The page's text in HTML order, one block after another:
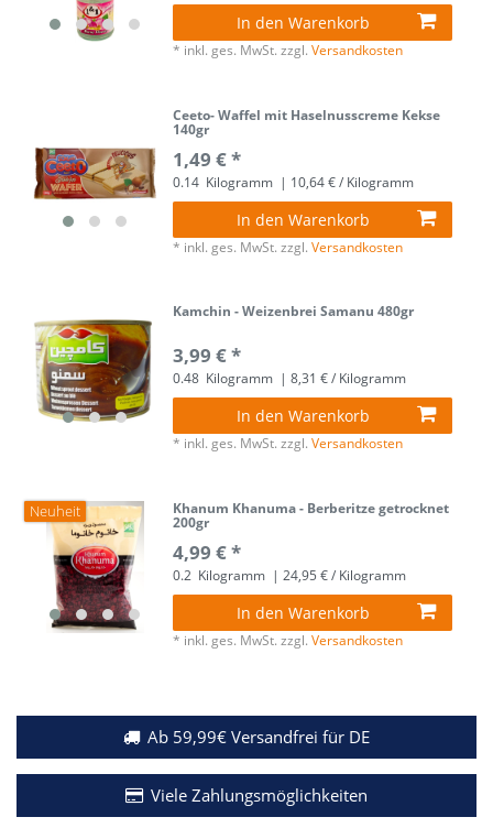
In den Warenkorb
* inkl. ges. MwSt. zzgl.Versandkosten
Ceeto- Waffel mit Haselnusscreme Kekse
140gr
1,49 € *
0.14 Kilogramm | 10,64 € / Kilogramm
In den Warenkorb
* inkl. ges. MwSt. zzgl.Versandkosten
Kamchin - Weizenbrei Samanu 480gr
3,99 € *
0.48 Kilogramm | 8,31 € / Kilogramm
In den Warenkorb
* inkl. ges. MwSt. zzgl.Versandkosten
Neuheit Khanum Khanuma - Berberitze getrocknet
200gr
4,99 € *
0.2 Kilogramm | 24,95 € / Kilogramm
In den Warenkorb
* inkl. ges. MwSt. zzgl.Versandkosten
Ab 59,99€ Versandfrei für DE
Viele Zahlungsmöglichkeiten